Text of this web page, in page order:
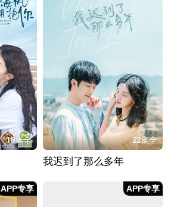
18集全 22集全
我迟到了那么多年
APP专享 APP专享